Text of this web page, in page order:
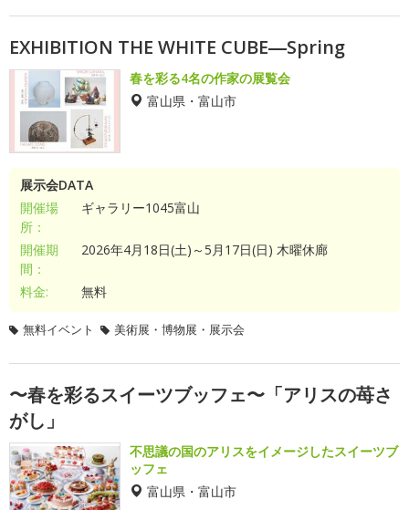
EXHIBITION THE WHITE CUBE―Spring
春を彩る4名の作家の展覧会
富山県・富山市
展示会DATA
開催場
所：
ギャラリー1045富山
開催期
間：
2026年4月18日(土)～5月17日(日) 木曜休廊
料金: 無料
無料イベント 美術展・博物展・展示会
〜春を彩るスイーツブッフェ〜「アリスの苺さ
がし」
不思議の国のアリスをイメージしたスイーツブ
ッフェ
富山県・富山市